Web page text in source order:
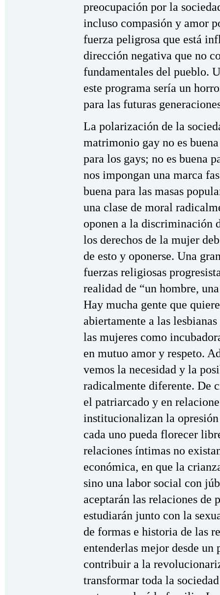
preocupación por la
incluso compasión y amor
fuerza peligrosa que está
dirección negativa que no
fundamentales del pueblo.
este programa sería un
para las futuras
La polarización de la
matrimonio gay no es
para los gays; no es buena
nos impongan una marca
buena para las masas
una clase de moral
oponen a la discriminación
los derechos de la mujer
de esto y oponerse. Una
fuerzas religiosas
realidad de “un hombre,
Hay mucha gente que
abiertamente a las
las mujeres como
en mutuo amor y respeto.
vemos la necesidad y la
radicalmente diferente. De
el patriarcado y en
institucionalizan la
cada uno pueda florecer
relaciones íntimas no
económica, en que la
sino una labor social con
aceptarán las relaciones de
estudiarán junto con la
de formas e historia de las
entenderlas mejor desde
contribuir a la
transformar toda la